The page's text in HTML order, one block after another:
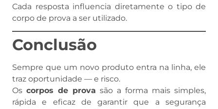
Cada resposta influencia diretamente o tipo de
corpo de prova a ser utilizado.
Conclusão
Sempre que um novo produto entra na linha, ele
traz oportunidade — e risco.
Os corpos de prova são a forma mais simples,
rápida e eficaz de garantir que a segurança